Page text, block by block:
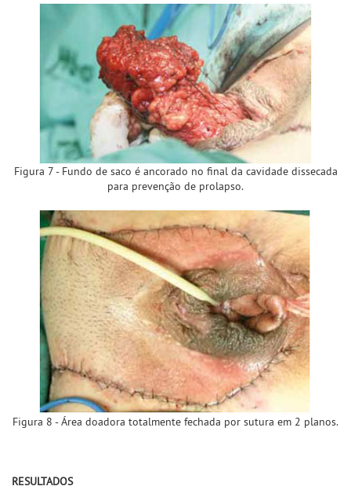
Figura 7 - Fundo de saco é ancorado no final da cavidade dissecada
para prevenção de prolapso.
Figura 8 - Área doadora totalmente fechada por sutura em 2 planos.
RESULTADOS